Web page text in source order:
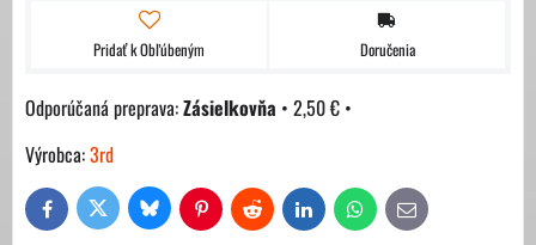
Pridať k Obľúbeným Doručenia
Zásielkovňa • 2,50 € •
Výrobca:3rd
FacebookTwitter Bluesky PinterestReddit LinkedIn WhatsAppE-
mail